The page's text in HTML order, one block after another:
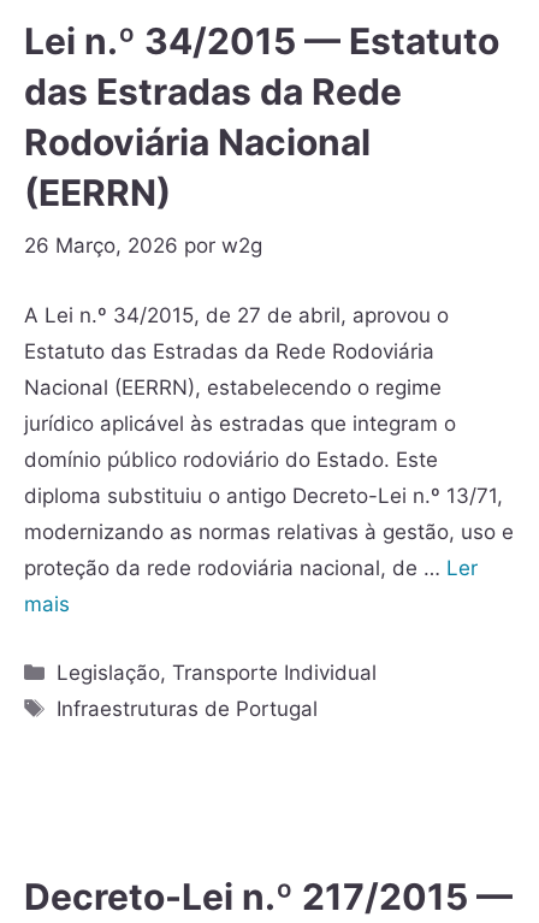
Lei n.º 34/2015 — Estatuto
das Estradas da Rede
Rodoviária Nacional
(EERRN)
26 Março, 2026 por w2g
A Lei n.º 34/2015, de 27 de abril, aprovou o
Estatuto das Estradas da Rede Rodoviária
Nacional (EERRN), estabelecendo o regime
jurídico aplicável às estradas que integram o
domínio público rodoviário do Estado. Este
diploma substituiu o antigo Decreto-Lei n.º 13/71,
modernizando as normas relativas à gestão, uso e
proteção da rede rodoviária nacional, de … Ler
mais
Legislação,Transporte Individual
Infraestruturas de Portugal
Decreto-Lei n.º 217/2015 —